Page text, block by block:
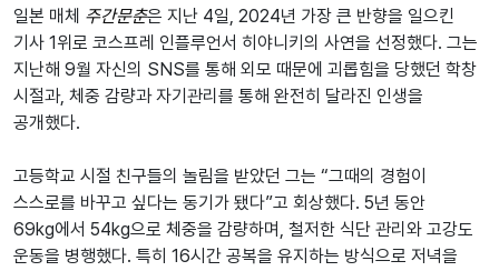
일본 매체 주간문춘은 지난 4일, 2024년 가장 큰 반향을 일으킨
기사 1위로 코스프레 인플루언서 히야니키의 사연을 선정했다. 그는
지난해 9월 자신의 SNS를 통해 외모 때문에 괴롭힘을 당했던 학창
시절과, 체중 감량과 자기관리를 통해 완전히 달라진 인생을
공개했다.
고등학교 시절 친구들의 놀림을 받았던 그는 “그때의 경험이
스스로를 바꾸고 싶다는 동기가 됐다”고 회상했다. 5년 동안
69kg에서 54kg으로 체중을 감량하며, 철저한 식단 관리와 고강도
운동을 병행했다. 특히 16시간 공복을 유지하는 방식으로 저녁을